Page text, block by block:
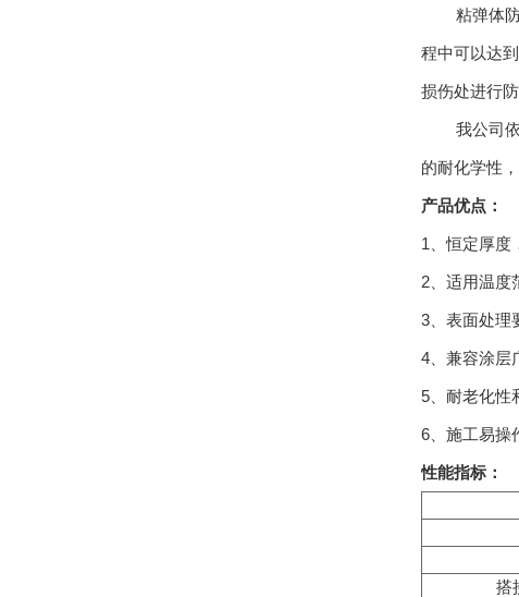
粘弹体防腐
程中可以达
损伤处进行
我公司依据
的耐化学性
产品优点：
1、恒定厚度
2、适用温度
3、表面处理
4、兼容涂层
5、耐老化性
6、施工易操
性能指标：
搭